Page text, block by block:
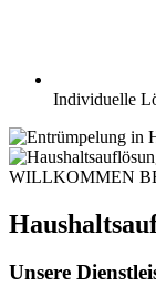
Individuelle
WILLKOMMEN
Unsere